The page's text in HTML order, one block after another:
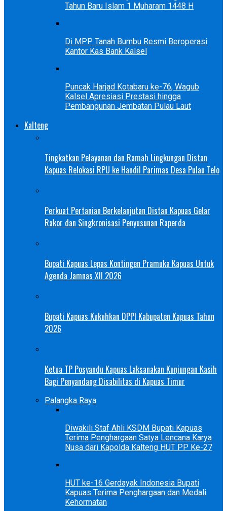
Tahun Baru Islam 1 Muharam 1448 H
Di MPP Tanah Bumbu Resmi Beroperasi
Kantor Kas Bank Kalsel
Puncak Harjad Kotabaru ke-76, Wagub
Kalsel Apresiasi Prestasi hingga
Pembangunan Jembatan Pulau Laut
Kalteng
Tingkatkan Pelayanan dan Ramah Lingkungan Distan
Kapuas Relokasi RPU ke Handil Parimas Desa Pulau Telo
Perkuat Pertanian Berkelanjutan Distan Kapuas Gelar
Rakor dan Singkronisasi Penyusunan Raperda
Bupati Kapuas Lepas Kontingen Pramuka Kapuas Untuk
Agenda Jamnas XII 2026
Bupati Kapuas Kukuhkan DPPI Kabupaten Kapuas Tahun
2026
Ketua TP Posyandu Kapuas Laksanakan Kunjungan Kasih
Bagi Penyandang Disabilitas di Kapuas Timur
Palangka Raya
Diwakili Staf Ahli KSDM Bupati Kapuas
Terima Penghargaan Satya Lencana Karya
Nusa dari Kapolda Kalteng HUT PP Ke-27
HUT ke-16 Gerdayak Indonesia Bupati
Kapuas Terima Penghargaan dan Medali
Kehormatan